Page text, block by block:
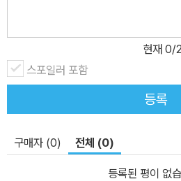
마련이다. ‘스콜라 꼬마지식인’은 이
림과 구성이 다채로운 지식 그림책이다.
그림이 꽉꽉 들어차 있지만, 초등학교
는 적절한 이야기와 그림을 넣었다. 이
태계가 보여요》는 과학 분야의 첫 번째
현재 0/
스포일러 포함
등록
구매자 (0) 전체 (0)
등록된 평이 없